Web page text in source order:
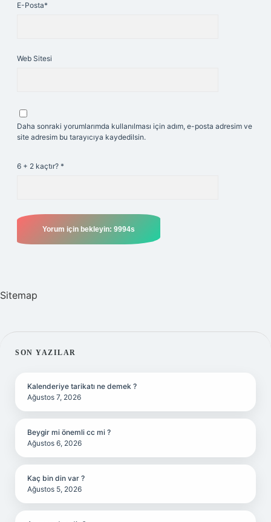
E-Posta*
Web Sitesi
Daha sonraki yorumlarımda kullanılması için adım, e-posta adresim ve
site adresim bu tarayıcıya kaydedilsin.
6 + 2 kaçtır? *
Sitemap
SIDEBAR
SON YAZILAR
Kalenderiye tarikatı ne demek ?
Ağustos 7, 2026
Beygir mi önemli cc mi ?
Ağustos 6, 2026
Kaç bin din var ?
Ağustos 5, 2026